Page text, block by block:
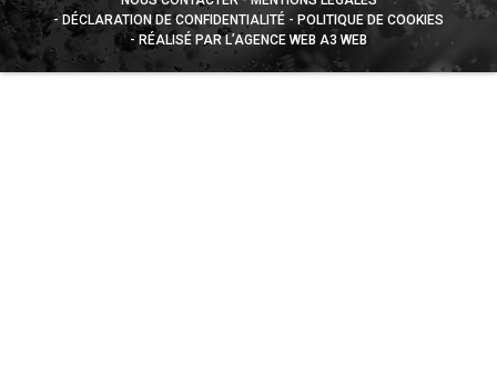
DÉCLARATION DE CONFIDENTIALITÉ
POLITIQUE DE COOKIES
RÉALISÉ PAR L’AGENCE WEB A3 WEB